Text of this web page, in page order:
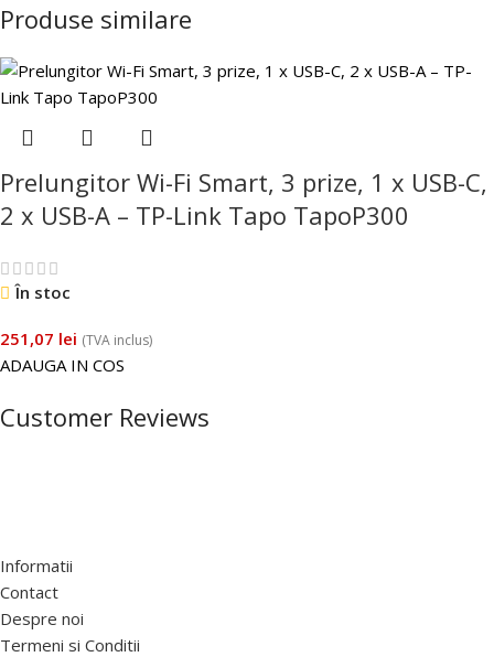
Produse similare
Prelungitor Wi-Fi Smart, 3 prize, 1 x USB-C,
2 x USB-A – TP-Link Tapo TapoP300
În stoc
251,07 lei (TVA inclus)
ADAUGA IN COS
Customer Reviews
Informatii
Contact
Despre noi
Termeni si Conditii